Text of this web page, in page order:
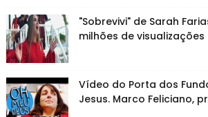
"Sobrevivi" de Sarah
milhões de visualizações
Vídeo do Porta dos
Jesus. Marco Feliciano,